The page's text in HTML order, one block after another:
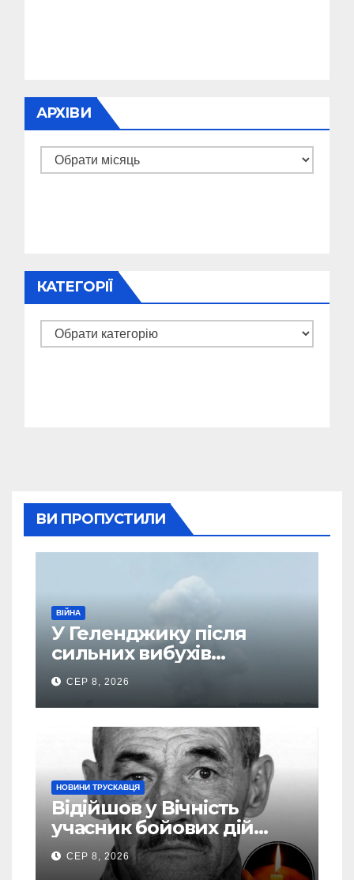
АРХІВИ
Архіви
КАТЕГОРІЇ
Категорії
ВИ ПРОПУСТИЛИ
ВІЙНА
У Геленджику після
сильних вибухів
почалася масова
евакуація
СЕР 8, 2026
НОВИНИ ТРУСКАВЦЯ
Відійшов у Вічність
учасник бойових дій
Василь Іваникович зі
Станилі
СЕР 8, 2026